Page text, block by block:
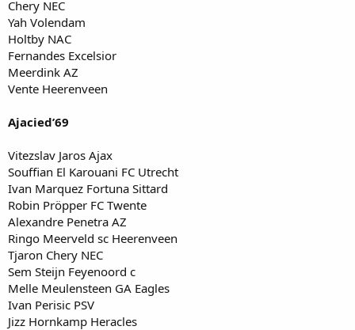
Chery NEC
Yah Volendam
Holtby NAC
Fernandes Excelsior
Meerdink AZ
Vente Heerenveen
Ajacied’69
Vitezslav Jaros Ajax
Souffian El Karouani FC Utrecht
Ivan Marquez Fortuna Sittard
Robin Pröpper FC Twente
Alexandre Penetra AZ
Ringo Meerveld sc Heerenveen
Tjaron Chery NEC
Sem Steijn Feyenoord c
Melle Meulensteen GA Eagles
Ivan Perisic PSV
Jizz Hornkamp Heracles